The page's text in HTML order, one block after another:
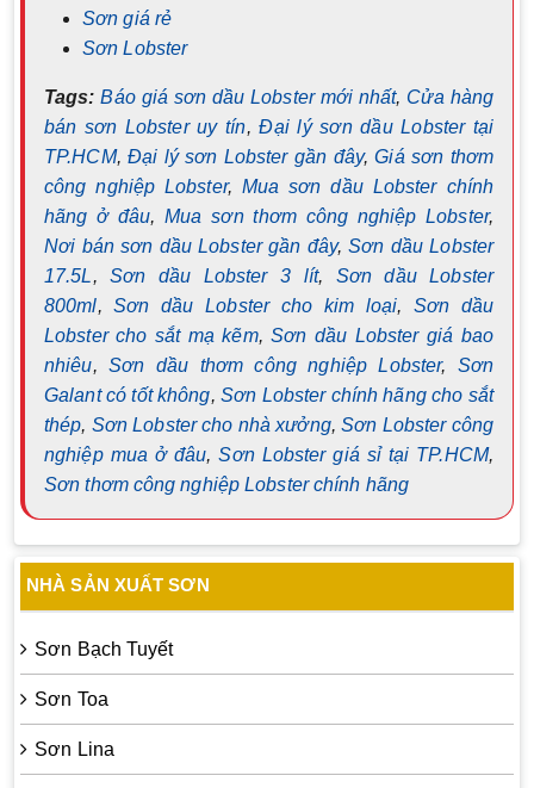
Sơn giá rẻ
Sơn Lobster
Tags: Báo giá sơn dầu Lobster mới nhất, Cửa hàng
bán sơn Lobster uy tín,Đại lý sơn dầu Lobster tại
TP.HCM,Đại lý sơn Lobster gần đây,Giá sơn thơm
công nghiệp Lobster, Mua sơn dầu Lobster chính
hãng ở đâu,Mua sơn thơm công nghiệp Lobster,
Nơi bán sơn dầu Lobster gần đây,Sơn dầu Lobster
17.5L,Sơn dầu Lobster 3 lít, Sơn dầu Lobster
800ml,Sơn dầu Lobster cho kim loại, Sơn dầu
Lobster cho sắt mạ kẽm,Sơn dầu Lobster giá bao
nhiêu,Sơn dầu thơm công nghiệp Lobster, Sơn
Galant có tốt không, Sơn Lobster chính hãng cho sắt
thép, Sơn Lobster cho nhà xưởng,Sơn Lobster công
nghiệp mua ở đâu,Sơn Lobster giá sỉ tại TP.HCM,
Sơn thơm công nghiệp Lobster chính hãng
NHÀ SẢN XUẤT SƠN
Sơn Bạch Tuyết
Sơn Toa
Sơn Lina